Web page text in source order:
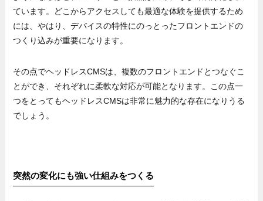
ています。どこからアクセスしても最適な体験を提供するため
には、やはり、デバイスの特性にのっとったフロントエンドの
つくり込みが重要になります。
その点でヘッドレスCMSは、複数のフロントエンドとつなぐこ
とができ、それぞれに柔軟な対応が可能となります。この点一
つをとってもヘッドレスCMSは非常に魅力的な存在になりうる
でしょう。
突然の変化にも強い仕組みをつくる